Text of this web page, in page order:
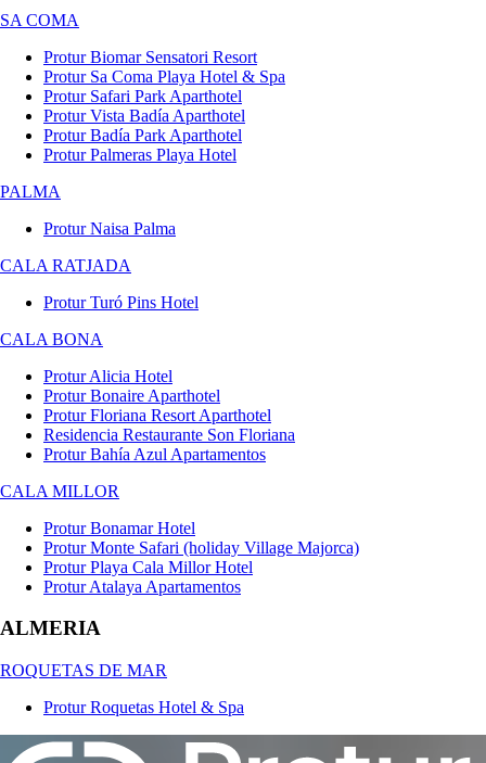
SA COMA
Protur Biomar Sensatori Resort
Protur Sa Coma Playa Hotel & Spa
Protur Safari Park Aparthotel
Protur Vista Badía Aparthotel
Protur Badía Park Aparthotel
Protur Palmeras Playa Hotel
PALMA
Protur Naisa Palma
CALA RATJADA
Protur Turó Pins Hotel
CALA BONA
Protur Alicia Hotel
Protur Bonaire Aparthotel
Protur Floriana Resort Aparthotel
Residencia Restaurante Son Floriana
Protur Bahía Azul Apartamentos
CALA MILLOR
Protur Bonamar Hotel
Protur Monte Safari (holiday Village Majorca)
Protur Playa Cala Millor Hotel
Protur Atalaya Apartamentos
ALMERIA
ROQUETAS DE MAR
Protur Roquetas Hotel & Spa